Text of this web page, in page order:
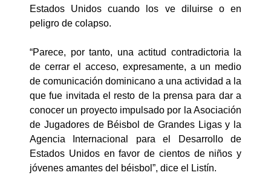
Estados Unidos cuando los ve diluirse o en
peligro de colapso.
“Parece, por tanto, una actitud contradictoria la
de cerrar el acceso, expresamente, a un medio
de comunicación dominicano a una actividad a la
que fue invitada el resto de la prensa para dar a
conocer un proyecto impulsado por la Asociación
de Jugadores de Béisbol de Grandes Ligas y la
Agencia Internacional para el Desarrollo de
Estados Unidos en favor de cientos de niños y
jóvenes amantes del béisbol”, dice el Listín.